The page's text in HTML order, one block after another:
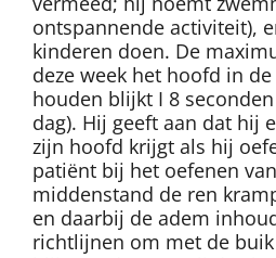
ontspannende activiteit),
kinderen doen. De
deze week het hoofd in
houden blijkt I 8
dag). Hij geeft aan dat hij
zijn hoofd krijgt als hij
patiënt bij het oefenen
middenstand de ren
en daarbij de adem
richtlijnen om met de